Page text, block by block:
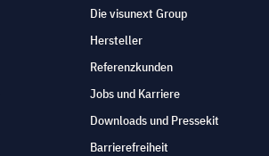
Die visunext Group
Hersteller
Referenzkunden
Jobs und Karriere
Downloads und Pressekit
Barrierefreiheit